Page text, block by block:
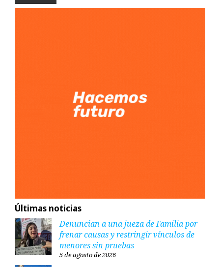
Últimas noticias
Denuncian a una jueza de Familia por
frenar causas y restringir vínculos de
menores sin pruebas
5 de agosto de 2026